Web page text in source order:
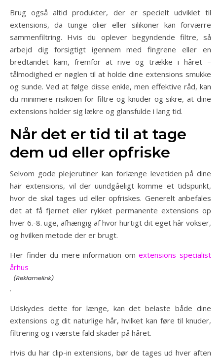
Brug også altid produkter, der er specielt udviklet til
extensions, da tunge olier eller silikoner kan forværre
sammenfiltring. Hvis du oplever begyndende filtre, så
arbejd dig forsigtigt igennem med fingrene eller en
bredtandet kam, fremfor at rive og trække i håret –
tålmodighed er nøglen til at holde dine extensions smukke
og sunde. Ved at følge disse enkle, men effektive råd, kan
du minimere risikoen for filtre og knuder og sikre, at dine
extensions holder sig lækre og glansfulde i lang tid.
Når det er tid til at tage
dem ud eller opfriske
Selvom gode plejerutiner kan forlænge levetiden på dine
hair extensions, vil der uundgåeligt komme et tidspunkt,
hvor de skal tages ud eller opfriskes. Generelt anbefales
det at få fjernet eller rykket permanente extensions op
hver 6.-8. uge, afhængig af hvor hurtigt dit eget hår vokser,
og hvilken metode der er brugt.
Her finder du mere information omextensions specialist
århus
.
Udskydes dette for længe, kan det belaste både dine
extensions og dit naturlige hår, hvilket kan føre til knuder,
filtrering og i værste fald skader på håret.
Hvis du har clip-in extensions, bør de tages ud hver aften